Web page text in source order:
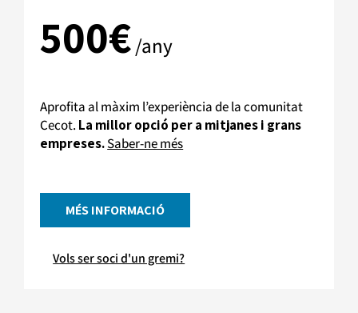
500€/any
Aprofita al màxim l’experiència de la comunitat
Cecot.La millor opció per a mitjanes i grans
empreses.Saber-ne més
MÉS INFORMACIÓ
Vols ser soci d'un gremi?